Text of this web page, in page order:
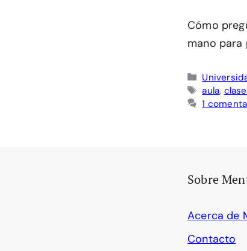
Cómo
mano para
Etiquetas
aula,
1
Sobre
Acerca de
Contacto